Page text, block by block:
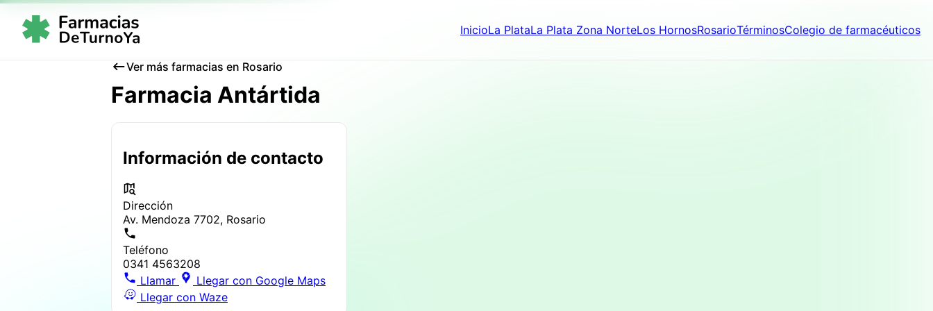
InicioLa PlataLa Plata Zona NorteLos HornosRosarioTérminosColegio de farmacéuticos
Ver más farmacias en Rosario
Farmacia Antártida
Información de contacto
Dirección
Av. Mendoza 7702, Rosario
Teléfono
0341 4563208
Llamar
Llegar con Google Maps
Llegar con Waze